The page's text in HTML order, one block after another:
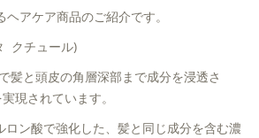
アケア商品のご紹介です。
クチュール)
髪と頭皮の角層深部まで成分を浸透さ
現されています。
ロン酸で強化した、髪と同じ成分を含む濃